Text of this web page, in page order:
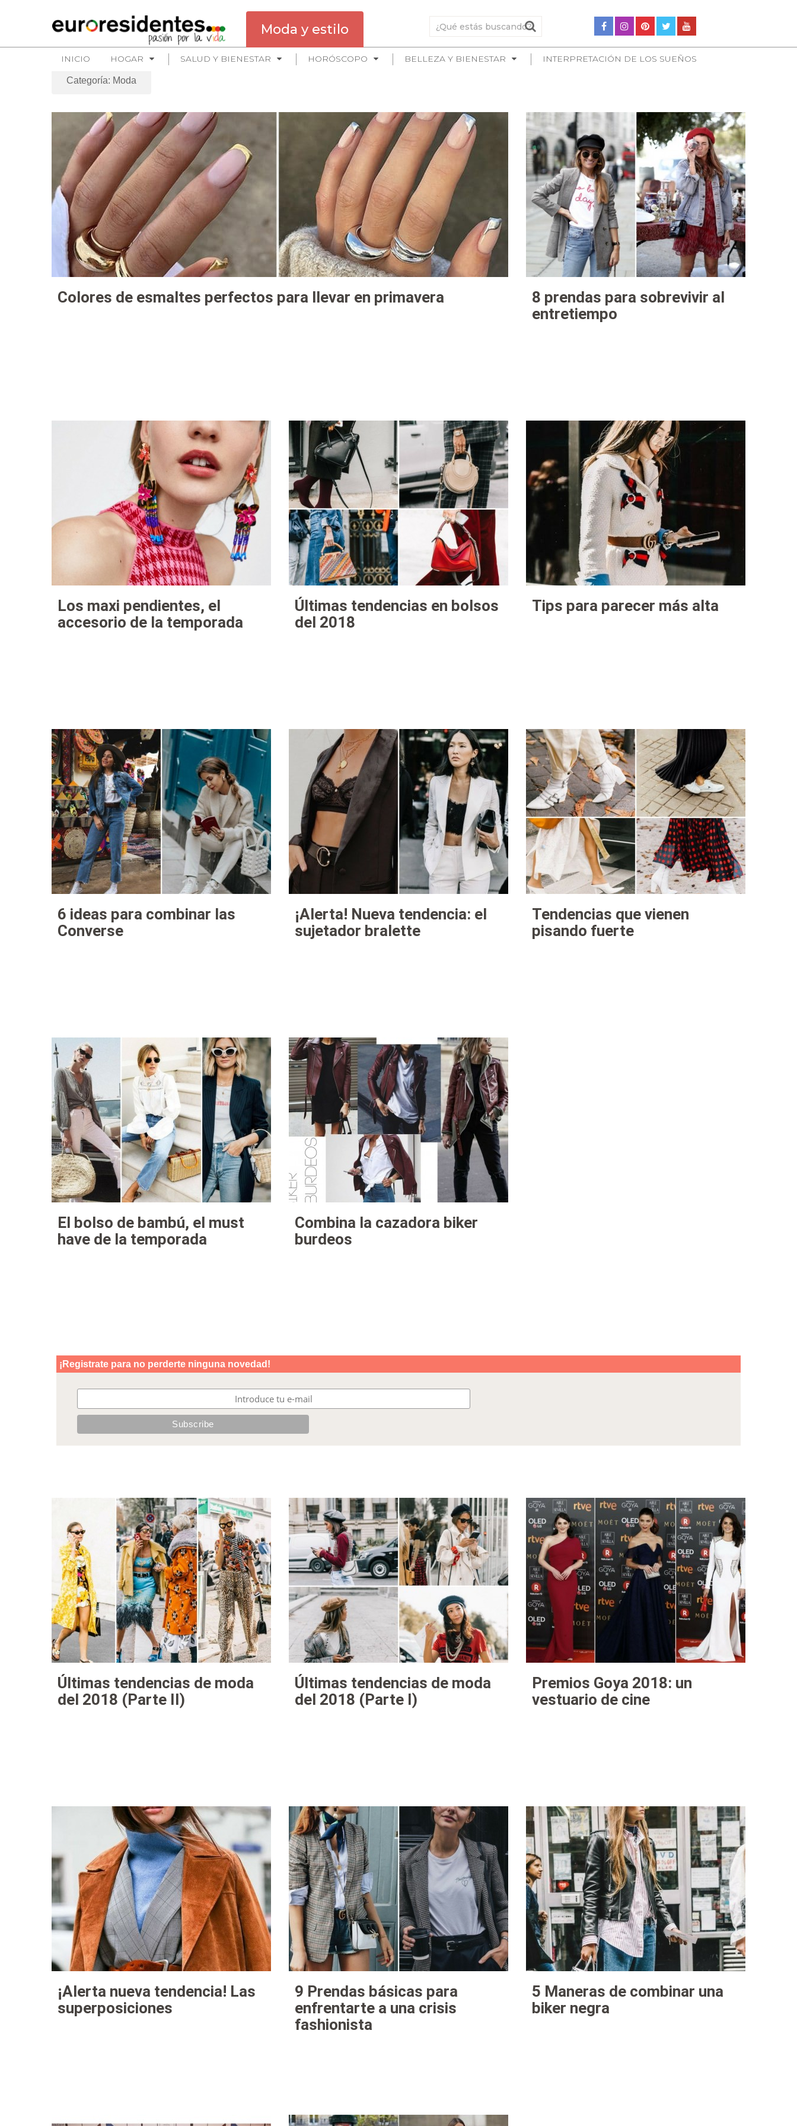
Moda y estilo
INICIO HOGAR SALUD Y BIENESTAR HORÓSCOPO BELLEZA Y BIENESTAR INTERPRETACIÓN DE LOS SUEÑOS
Categoría: Moda
Colores de esmaltes perfectos para llevar en primavera
8 prendas para sobrevivir al
entretiempo
Los maxi pendientes, el
accesorio de la temporada
Últimas tendencias en bolsos
del 2018
Tips para parecer más alta
6 ideas para combinar las
Converse
¡Alerta! Nueva tendencia: el
sujetador bralette
Tendencias que vienen
pisando fuerte
El bolso de bambú, el must
have de la temporada
Combina la cazadora biker
burdeos
Últimas tendencias de moda
del 2018 (Parte II)
Últimas tendencias de moda
del 2018 (Parte I)
Premios Goya 2018: un
vestuario de cine
¡Alerta nueva tendencia! Las
superposiciones
9 Prendas básicas para
enfrentarte a una crisis
fashionista
5 Maneras de combinar una
biker negra